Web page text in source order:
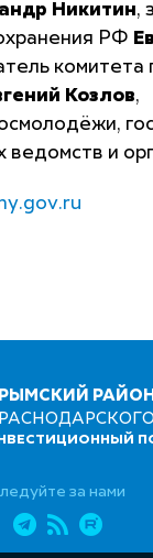
Никитин,
РФ
комитета
Козлов,
ведомств и
РАЙОН
за нами